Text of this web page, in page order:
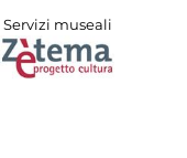
Servizi museali